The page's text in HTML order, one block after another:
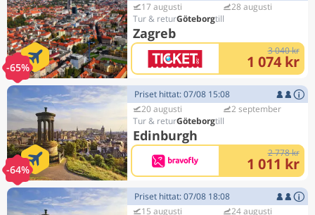
-65%
17 augusti
Göteborg
Zagreb
28 augusti
3 040 kr
1 074 kr
-64%
Priset hittat: 07/08 15:08
20 augusti
Göteborg
Edinburgh
2 september
2 778 kr
1 011 kr
Priset hittat: 07/08 18:08
15 augusti
24 augusti